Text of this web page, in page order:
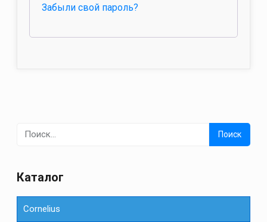
Забыли свой пароль?
Каталог
Cornelius